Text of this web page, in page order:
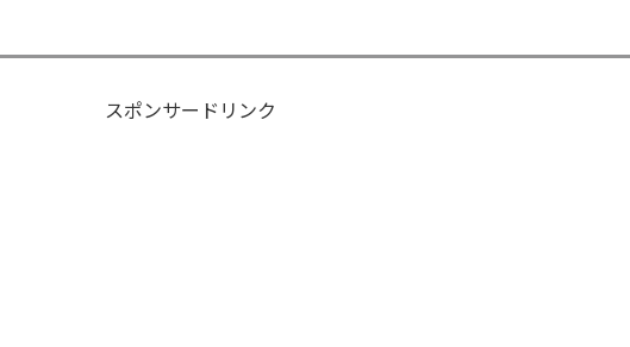
スポンサードリンク